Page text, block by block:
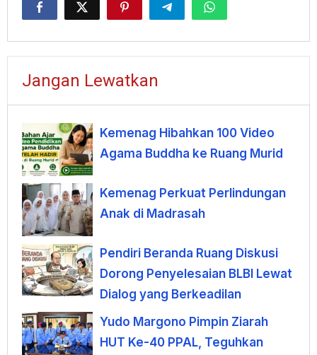
Jangan Lewatkan
Kemenag Hibahkan 100 Video
Agama Buddha ke Ruang Murid
Kemenag Perkuat Perlindungan
Anak di Madrasah
Pendiri Beranda Ruang Diskusi
Dorong Penyelesaian BLBI Lewat
Dialog yang Berkeadilan
Yudo Margono Pimpin Ziarah
HUT Ke-40 PPAL, Teguhkan